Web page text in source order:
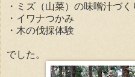
・ミズ（山菜）の味噌汁づく
・イワナつかみ
・木の伐採体験
でした。